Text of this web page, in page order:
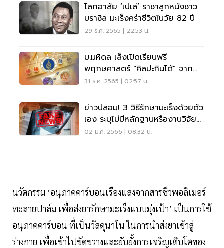
โลกอาลัย ‘เปเล่’ ราชาลูกหนังชาว
บราซิล มะเร็งคร่าชีวิตในวัย 82 ปี
29 ธ.ค. 2565 | 22:53 น.
ม.มหิดล เล็งเปิดเรียนฟรี
พฤกษศาสตร์ "ศิลปะกินได้" จาก
สมุนไพรรอบตัว
31 ธ.ค. 2565 | 02:57 น.
ข่าวปลอม! 3 วิธีรักษามะเร็งด้วยตัว
เอง ระบุไม่มีหลักฐานหรืองานวิจัย
ยืนยัน
02 ม.ค. 2566 | 08:32 น.
นวัตกรรม ‘อนุภาคคาร์บอนเรืองแสงจากสารชีวพอลิเมอร์
ทะลายปาล์ม เพื่อส่งยารักษามะเร็งแบบมุ่งเป้า’ เป็นการใช้
อนุภาคคาร์บอน ที่เป็นวัสดุนาโน ในการนําส่งยาเข้าสู่
ร่างกาย เพื่อเข้าไปขัดขวางและยับยั้งการเจริญเติบโตของ